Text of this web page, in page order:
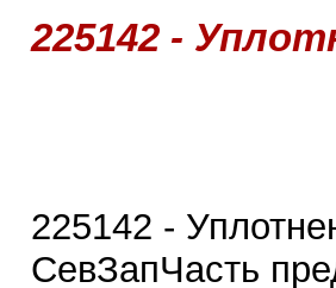
225142 -
225142 -
СевЗапЧасть